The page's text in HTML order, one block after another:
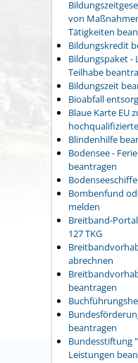
von
Tätigkeiten
Bildungskredit
Bildungspaket -
Teilhabe
Bildungszeit
Bioabfall
Blaue Karte EU
Blindenhilfe
Bodensee -
beantragen
Bombenfund
melden
Breitband-
127 TKG
abrechnen
beantragen
beantragen
Bundesstiftung
Leistungen